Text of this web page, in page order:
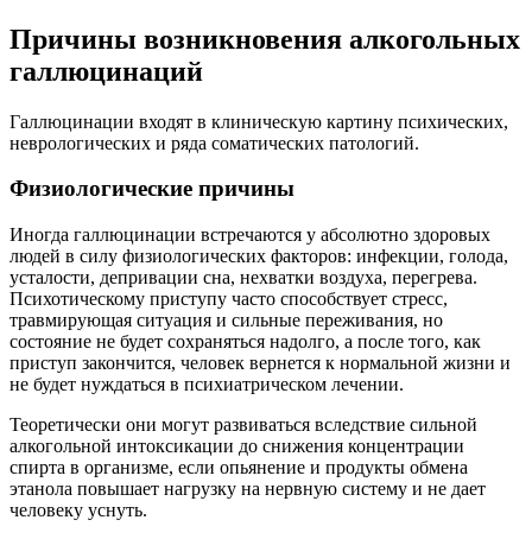
Причины возникновения алкогольных
галлюцинаций
Галлюцинации входят в клиническую картину психических,
неврологических и ряда соматических патологий.
Физиологические причины
Иногда галлюцинации встречаются у абсолютно здоровых
людей в силу физиологических факторов: инфекции, голода,
усталости, депривации сна, нехватки воздуха, перегрева.
Психотическому приступу часто способствует стресс,
травмирующая ситуация и сильные переживания, но
состояние не будет сохраняться надолго, а после того, как
приступ закончится, человек вернется к нормальной жизни и
не будет нуждаться в психиатрическом лечении.
Теоретически они могут развиваться вследствие сильной
алкогольной интоксикации до снижения концентрации
спирта в организме, если опьянение и продукты обмена
этанола повышает нагрузку на нервную систему и не дает
человеку уснуть.